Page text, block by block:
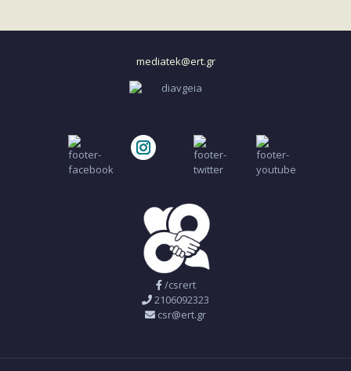
mediatek@ert.gr
/csrert
2106092323
csr@ert.gr